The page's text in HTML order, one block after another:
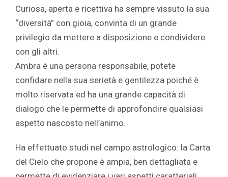
Curiosa, aperta e ricettiva ha sempre vissuto la sua
“diversità” con gioia, convinta di un grande
privilegio da mettere a disposizione e condividere
con gli altri.
Ambra è una persona responsabile, potete
confidare nella sua serietà e gentilezza poiché è
molto riservata ed ha una grande capacità di
dialogo che le permette di approfondire qualsiasi
aspetto nascosto nell’animo.
Ha effettuato studi nel campo astrologico: la Carta
del Cielo che propone è ampia, ben dettagliata e